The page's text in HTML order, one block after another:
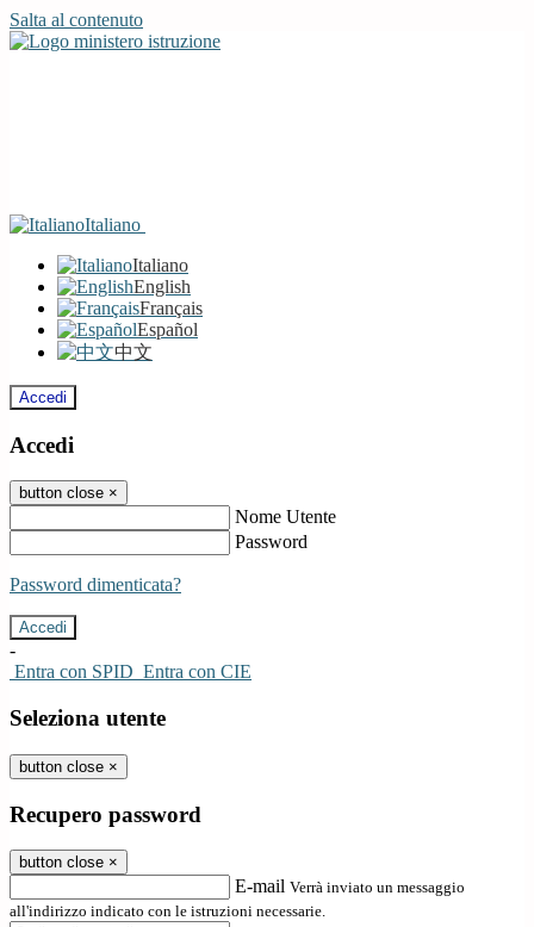
Salta al contenuto
Italiano
Italiano
English
Français
Español
中文
Accedi
Accedi
button close ×
Nome Utente
Password
Password dimenticata?
-
Entra con SPID Entra con CIE
Seleziona utente
button close ×
Recupero password
button close ×
E-mail Verrà inviato un messaggio
all'indirizzo indicato con le istruzioni necessarie.